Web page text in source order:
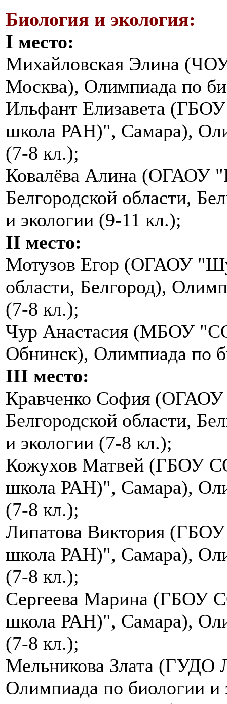
Биология и экология:
I место:
Михайловская Элина
Москва), Олимпиада по
Ильфант Елизавета
школа РАН)", Самара),
(7-8 кл.);
Ковалёва Алина (ОГАОУ
Белгородской области,
и экологии (9-11 кл.);
II место:
Мотузов Егор (ОГАОУ
области, Белгород),
(7-8 кл.);
Чур Анастасия (МБОУ
Обнинск), Олимпиада по
III место:
Кравченко София
Белгородской области,
и экологии (7-8 кл.);
Кожухов Матвей (ГБОУ
школа РАН)", Самара),
(7-8 кл.);
Липатова Виктория
школа РАН)", Самара),
(7-8 кл.);
Сергеева Марина (ГБОУ
школа РАН)", Самара),
(7-8 кл.);
Мельникова Злата
Олимпиада по биологии и